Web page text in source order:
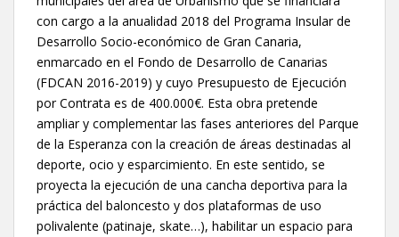
con cargo a la anualidad 2018 del Programa Insular de
Desarrollo Socio-económico de Gran Canaria,
enmarcado en el Fondo de Desarrollo de Canarias
(FDCAN 2016-2019) y cuyo Presupuesto de Ejecución
por Contrata es de 400.000€. Esta obra pretende
ampliar y complementar las fases anteriores del Parque
de la Esperanza con la creación de áreas destinadas al
deporte, ocio y esparcimiento. En este sentido, se
proyecta la ejecución de una cancha deportiva para la
práctica del baloncesto y dos plataformas de uso
polivalente (patinaje, skate…), habilitar un espacio para